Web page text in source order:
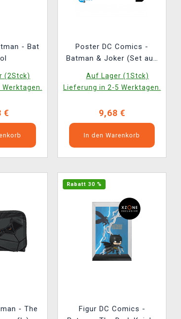
- Bat
(2Stck)
€
Poster DC Comics -
Batman & Joker (Set aus
Auf Lager (1Stck)
Lieferung in 2-5 Werktagen.
9,68 €
In den Warenkorb
- The
Rabatt 30 %
Figur DC Comics -